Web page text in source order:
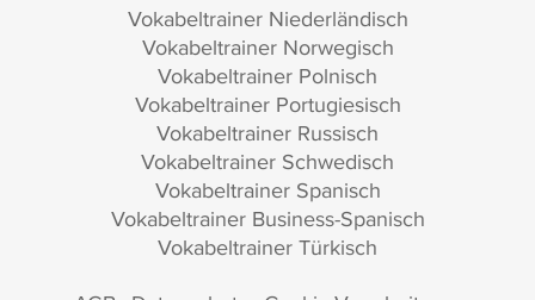
Vokabeltrainer Niederländisch
Vokabeltrainer Norwegisch
Vokabeltrainer Polnisch
Vokabeltrainer Portugiesisch
Vokabeltrainer Russisch
Vokabeltrainer Schwedisch
Vokabeltrainer Spanisch
Vokabeltrainer Business-Spanisch
Vokabeltrainer Türkisch